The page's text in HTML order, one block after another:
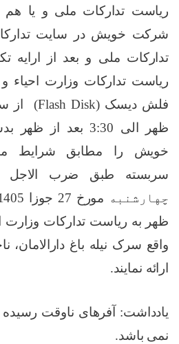
ریاست تدارکات ملی و یا هم
شرکت خویش در سایت
تدارکات ملی و بعد از ارایه
ریاست تدارکات وزارت
فلش دیسک (Flash Disk
)
ظهر الی 3:30 بعد
خویش را مطابق شرایط
سربسته طبق ضرب الاجل
چهارشنبه مورخ 27 جوزا 1405 ساعت
ظهر به ریاست تدارکات وزارت
واقع سرک نیله باغ دارالامان،
ارائه نمایند.
یادداشت: آفرهای ناوقت رسیده
نمی باشد.